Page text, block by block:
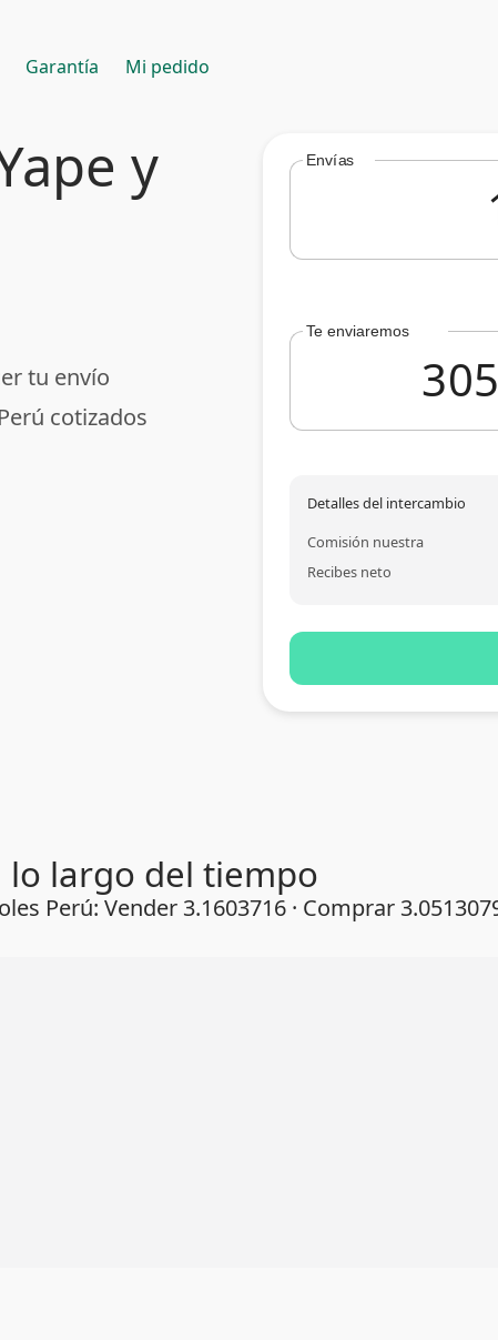
Garantía Mi pedido
y
tu envío
cotizados
Envías
Te enviaremos
Detalles del intercambio
Comisión nuestra
Recibes neto
lo largo del tiempo
Perú: Vender 3.1603716 · Comprar